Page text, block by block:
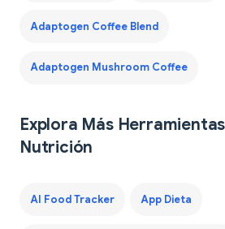
Adaptogen Coffee Blend
Adaptogen Mushroom Coffee
Explora Más
Nutrición
AI Food Tracker App Dieta